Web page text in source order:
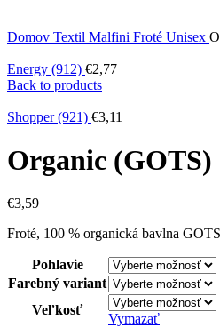
Domov Textil Malfini Froté Unisex
Energy (912) €2,77
Back to products
Shopper (921) €3,11
Organic (GOTS)
€3,59
Froté, 100 % organická bavlna GOTS
Pohlavie
Farebný variant
Veľkosť
Vymazať